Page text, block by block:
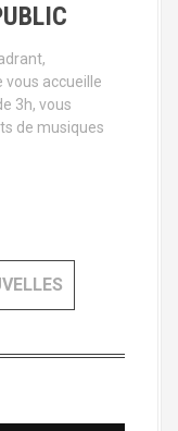
accueille
3h, vous
de musiques